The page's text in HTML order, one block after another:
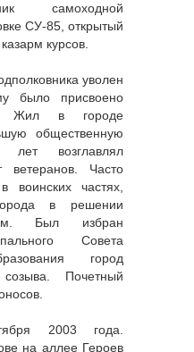
самоходной
СУ-85, открытый
курсов.
уволен
было присвоено
Жил в городе
общественную
возглавлял
ветеранов. Часто
воинских частях,
в решении
Был избран
Совета
город
Почетный
2003 года.
на аллее Героев